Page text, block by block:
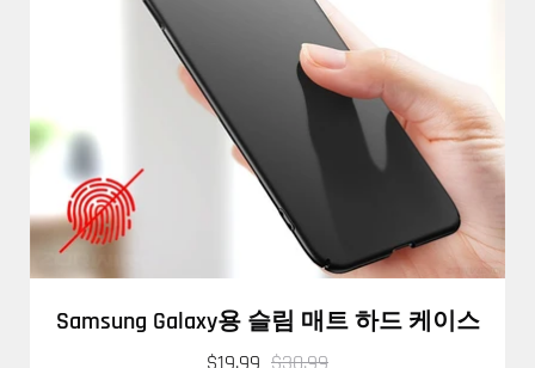
Samsung Galaxy용 슬림 매트 하드 케이스